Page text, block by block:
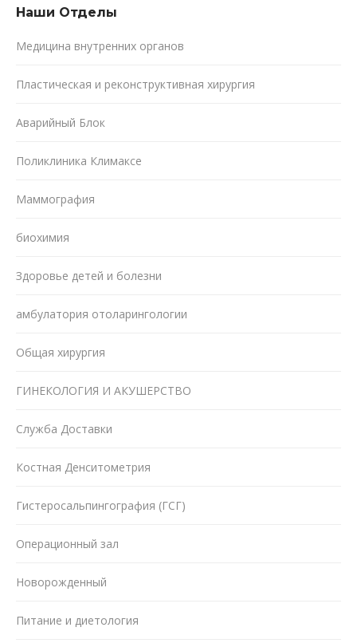
Наши Oтделы
Медицина внутренних органов
Пластическая и реконструктивная хирургия
Аварийный Блок
Поликлиника Климаксе
Маммография
биохимия
Здоровье детей и болезни
амбулатория отоларингологии
Общая хирургия
ГИНЕКОЛОГИЯ И АКУШЕРСТВО
Служба Доставки
Костная Денситометрия
Гистеросальпингография (ГСГ)
Операционный зал
Новорожденный
Питание и диетология